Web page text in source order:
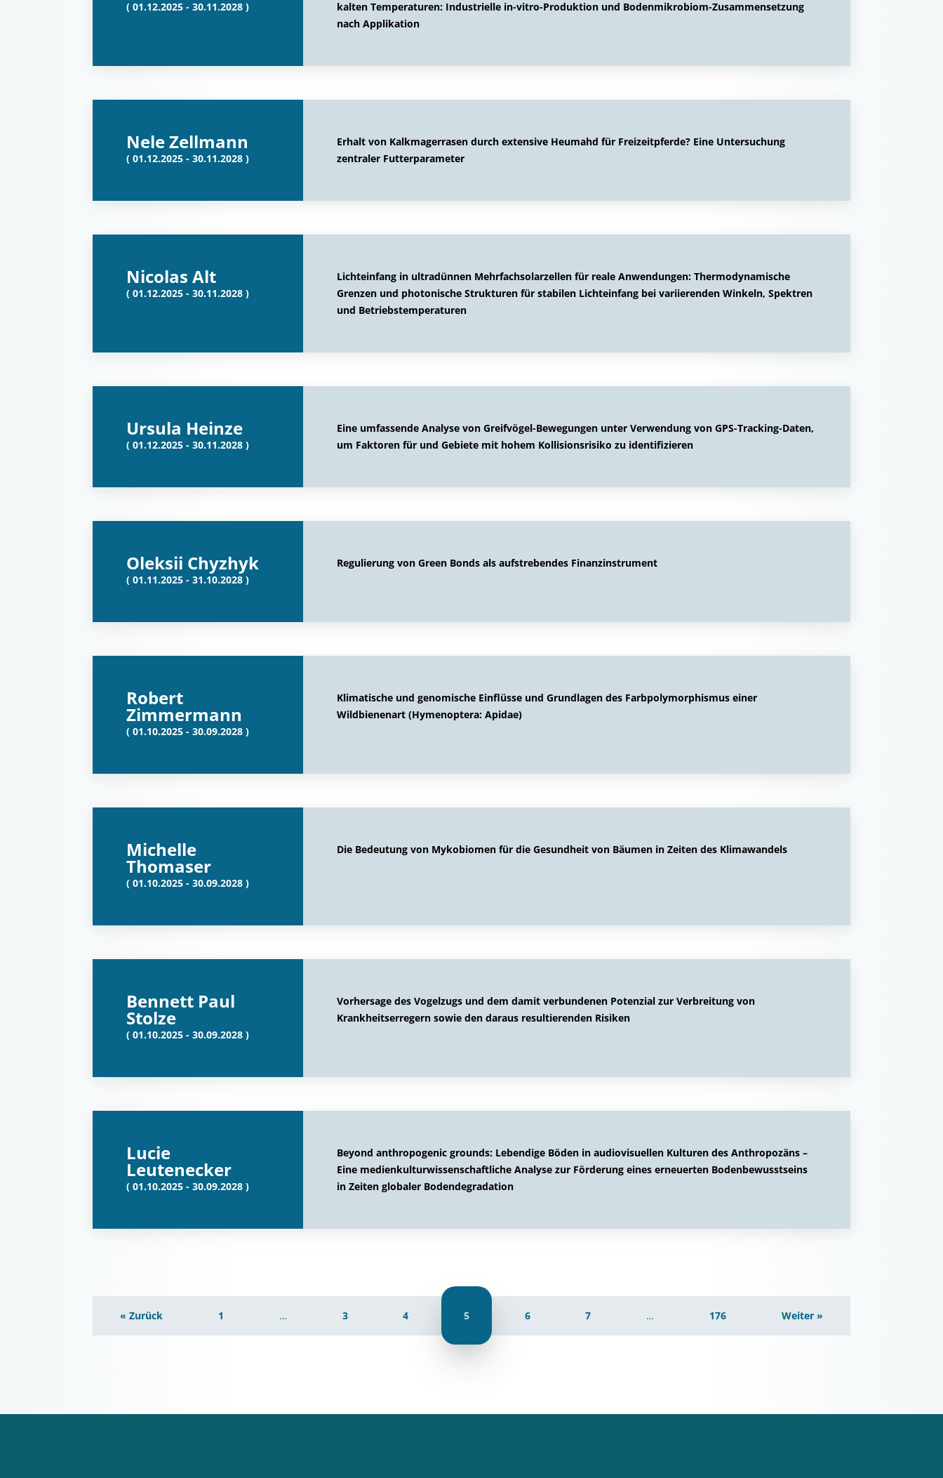
( 01.12.2025 - 30.11.2028 )
kalten Temperaturen: Industrielle in-vitro-Produktion und Bodenmikrobiom-Zusammensetzung
nach Applikation
Nele Zellmann
( 01.12.2025 - 30.11.2028 )
Erhalt von Kalkmagerrasen durch extensive Heumahd für Freizeitpferde? Eine Untersuchung
zentraler Futterparameter
Nicolas Alt
( 01.12.2025 - 30.11.2028 )
Lichteinfang in ultradünnen Mehrfachsolarzellen für reale Anwendungen: Thermodynamische
Grenzen und photonische Strukturen für stabilen Lichteinfang bei variierenden Winkeln, Spektren
und Betriebstemperaturen
Ursula Heinze
( 01.12.2025 - 30.11.2028 )
Eine umfassende Analyse von Greifvögel-Bewegungen unter Verwendung von GPS-Tracking-Daten,
um Faktoren für und Gebiete mit hohem Kollisionsrisiko zu identifizieren
Oleksii Chyzhyk
( 01.11.2025 - 31.10.2028 )
Regulierung von Green Bonds als aufstrebendes Finanzinstrument
Robert
Zimmermann
( 01.10.2025 - 30.09.2028 )
Klimatische und genomische Einflüsse und Grundlagen des Farbpolymorphismus einer
Wildbienenart (Hymenoptera: Apidae)
Michelle
Thomaser
( 01.10.2025 - 30.09.2028 )
Die Bedeutung von Mykobiomen für die Gesundheit von Bäumen in Zeiten des Klimawandels
Bennett Paul
Stolze
( 01.10.2025 - 30.09.2028 )
Vorhersage des Vogelzugs und dem damit verbundenen Potenzial zur Verbreitung von
Krankheitserregern sowie den daraus resultierenden Risiken
Lucie
Leutenecker
( 01.10.2025 - 30.09.2028 )
Beyond anthropogenic grounds: Lebendige Böden in audiovisuellen Kulturen des Anthropozäns –
Eine medienkulturwissenschaftliche Analyse zur Förderung eines erneuerten Bodenbewusstseins
in Zeiten globaler Bodendegradation
« Zurück 1 … 3 4 5 6 7 … 176 Weiter »